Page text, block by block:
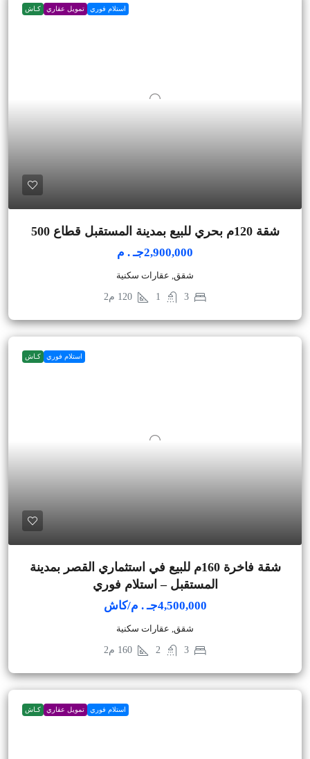
استلام فوري تمويل عقاري كـاش
شقة 120م بحري للبيع بمدينة المستقبل قطاع 500
2,900,000جـ . م
شقق, عقارات سكنية
3
1
120 م2
استلام فوري كـاش
شقة فاخرة 160م للبيع في استثماري القصر بمدينة
المستقبل – استلام فوري
4,500,000جـ . م/كاش
شقق, عقارات سكنية
3
2
160 م2
استلام فوري تمويل عقاري كـاش